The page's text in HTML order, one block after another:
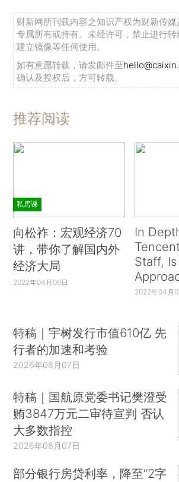
财新网所刊载内容之知识产权为财新传
专属所有或持有。未经许可，禁止进行转
建立镜像等任何使用。
如有意愿转载，请发邮件至
确认及授权后，方可转载。
推荐阅读
私房课
向松祚：宏观经济70
讲，带你了解国内外
经济大局
2022年04月06日
In
Staff, Is
2022年04月
特稿｜宇树发行市值610亿 先
行者的加速和考验
2026年08月07日
特稿｜国航原党委书记樊澄受
贿3847万元二审待宣判 否认
大多数指控
2026年08月07日
部分银行房贷利率，降至“2字